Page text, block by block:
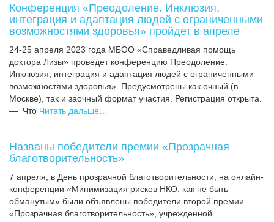
Конференция «Преодоление. Инклюзия,
интеграция и адаптация людей с ограниченными
возможностями здоровья» пройдет в апреле
24-25 апреля 2023 года МБОО «Справедливая помощь
доктора Лизы» проведет конференцию Преодоление.
Инклюзия, интеграция и адаптация людей с ограниченными
возможностями здоровья». Предусмотрены как очный (в
Москве), так и заочный формат участия. Регистрация открыта.
— Что Читать дальше…
Названы победители премии «Прозрачная
благотворительность»
7 апреля, в День прозрачной благотворительности, на онлайн-
конференции «Минимизация рисков НКО: как не быть
обманутым» были объявлены победители второй премии
«Прозрачная благотворительность», учрежденной